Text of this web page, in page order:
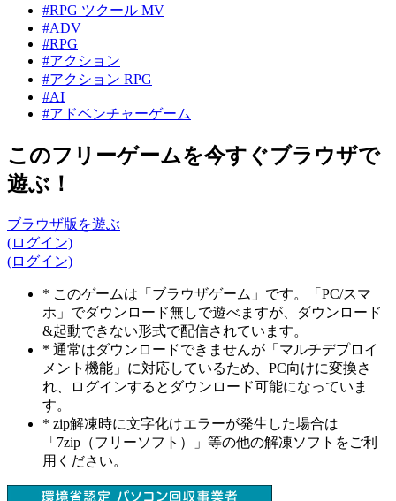
#RPG ツクール MV
#ADV
#RPG
#アクション
#アクション RPG
#AI
#アドベンチャーゲーム
このフリーゲームを今すぐブラウザで
遊ぶ！
ブラウザ版を遊ぶ
(ログイン)
(ログイン)
* このゲームは「ブラウザゲーム」です。「PC/スマ
ホ」でダウンロード無しで遊べますが、ダウンロード
&起動できない形式で配信されています。
* 通常はダウンロードできませんが「マルチデプロイ
メント機能」に対応しているため、PC向けに変換さ
れ、ログインするとダウンロード可能になっていま
す。
* zip解凍時に文字化けエラーが発生した場合は
「7zip（フリーソフト）」等の他の解凍ソフトをご利
用ください。